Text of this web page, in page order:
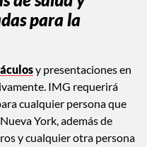
para la
y presentaciones en
IMG requerirá
cualquier persona que
York, además de
y cualquier otra persona